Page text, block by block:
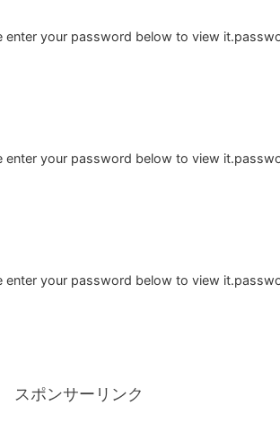
your password below to view
your password below to view
your password below to view
スポンサーリンク